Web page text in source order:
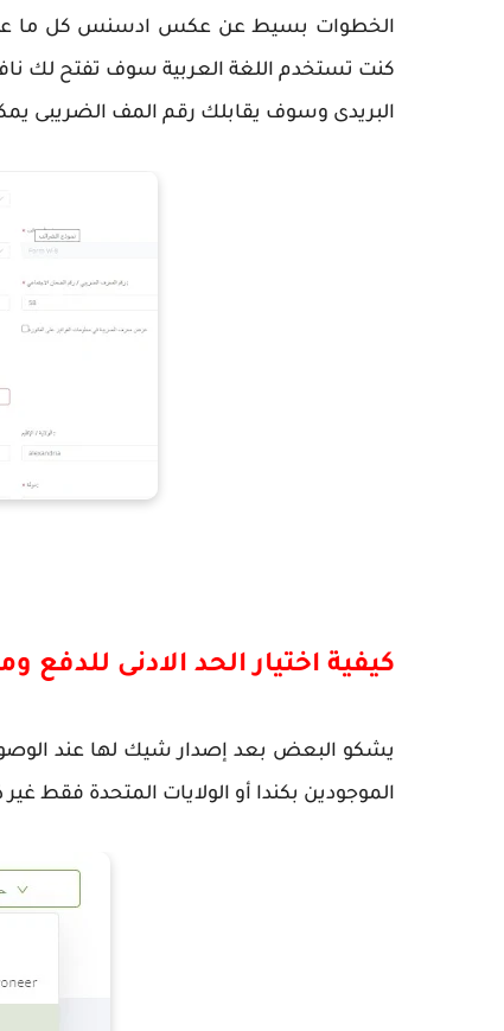
كنت تستخدم اللغة العربية سوف تفتح لك
البريدى وسوف يقابلك رقم المف الضريبى
كيفية اختيار الحد الادنى
يشكو البعض بعد إصدار شيك لها عند
الموجودين بكندا أو الولايات المتحدة فقط